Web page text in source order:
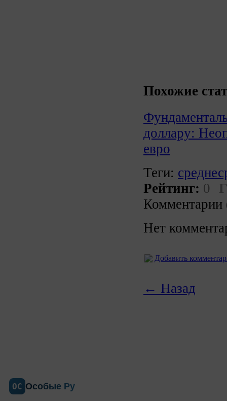
Похожие
доллару:
евро
Теги:
Рейтинг: 0
Комментарии
Нет
Добавить
← Назад
ОС Особые Ру